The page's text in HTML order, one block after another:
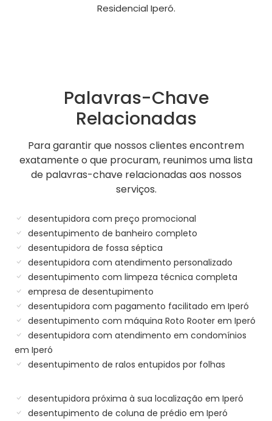
Residencial Iperó.
Palavras-Chave
Relacionadas
Para garantir que nossos clientes encontrem
exatamente o que procuram, reunimos uma lista
de palavras-chave relacionadas aos nossos
serviços.
desentupidora com preço promocional
desentupimento de banheiro completo
desentupidora de fossa séptica
desentupidora com atendimento personalizado
desentupimento com limpeza técnica completa
empresa de desentupimento
desentupidora com pagamento facilitado em Iperó
desentupimento com máquina Roto Rooter em Iperó
desentupidora com atendimento em condomínios
em Iperó
desentupimento de ralos entupidos por folhas
desentupidora próxima à sua localização em Iperó
desentupimento de coluna de prédio em Iperó